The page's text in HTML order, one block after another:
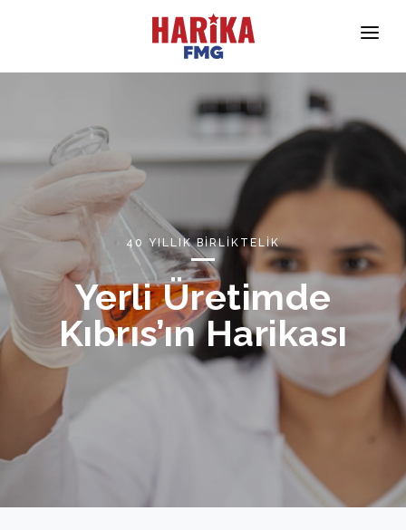
Anasayfa
Markalarımız
Ürün Güvenliği
İletişim
40 YILLIK BİRLİKTELİK
Yerli Üretimde
Kıbrıs’ın Harikası